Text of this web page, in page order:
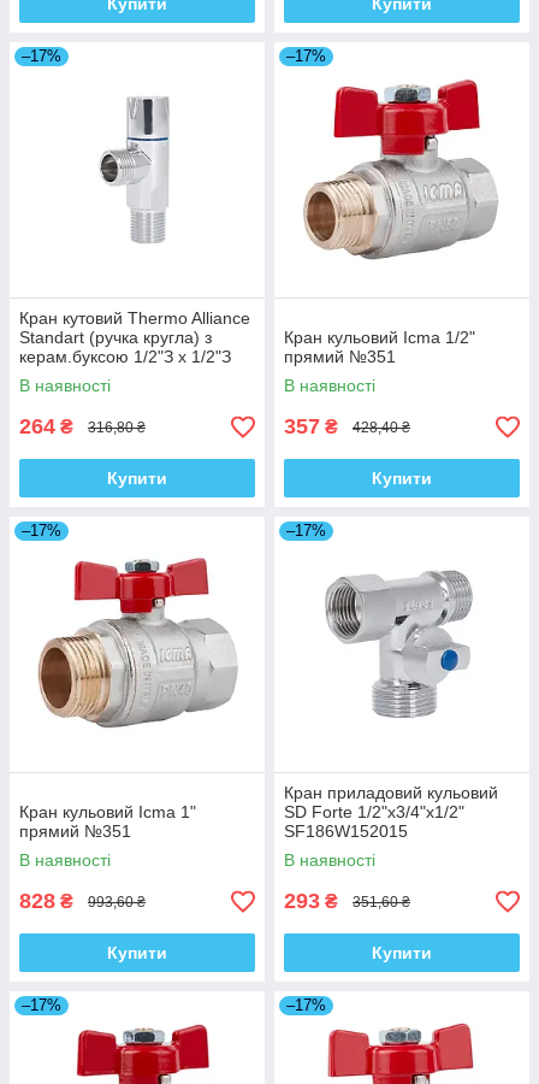
–17%
Кран кутовий Thermo Alliance
Standart (ручка кругла) з
керам.буксою 1/2"З х 1/2"З
SF342W1515
В наявності
264 ₴ 316,80 ₴
Купити
–17%
Кран кульовий Icma 1/2"
прямий №351
В наявності
357 ₴ 428,40 ₴
Купити
–17%
Кран кульовий Icma 1"
прямий №351
В наявності
828 ₴ 993,60 ₴
Купити
–17%
Кран приладовий кульовий
SD Forte 1/2"х3/4"х1/2"
SF186W152015
В наявності
293 ₴ 351,60 ₴
Купити
–17% –17%